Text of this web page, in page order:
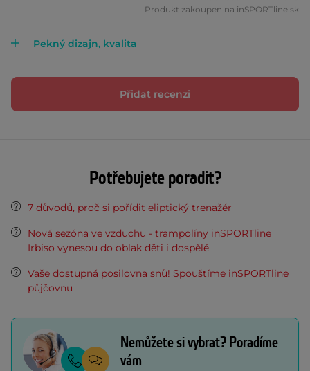
Produkt zakoupen na inSPORTline.sk
Pekný dizajn, kvalita
Přidat recenzi
Potřebujete poradit?
7 důvodů, proč si pořídit eliptický trenažér
Nová sezóna ve vzduchu - trampolíny inSPORTline
Irbiso vynesou do oblak děti i dospělé
Vaše dostupná posilovna snů! Spouštíme inSPORTline
půjčovnu
Nemůžete si vybrat? Poradíme
vám